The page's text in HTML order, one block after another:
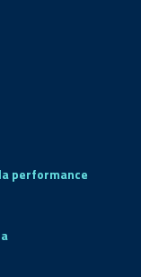
performance